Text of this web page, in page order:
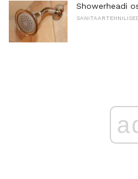
Showerheadi